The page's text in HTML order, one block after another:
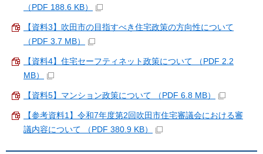
（PDF 188.6 KB）
【資料3】吹田市の目指すべき住宅政策の方向性について
（PDF 3.7 MB）
【資料4】住宅セーフティネット政策について （PDF 2.2
MB）
【資料5】マンション政策について （PDF 6.8 MB）
【参考資料1】令和7年度第2回吹田市住宅審議会における審
議内容について （PDF 380.9 KB）